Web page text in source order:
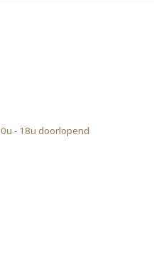
- 18u doorlopend